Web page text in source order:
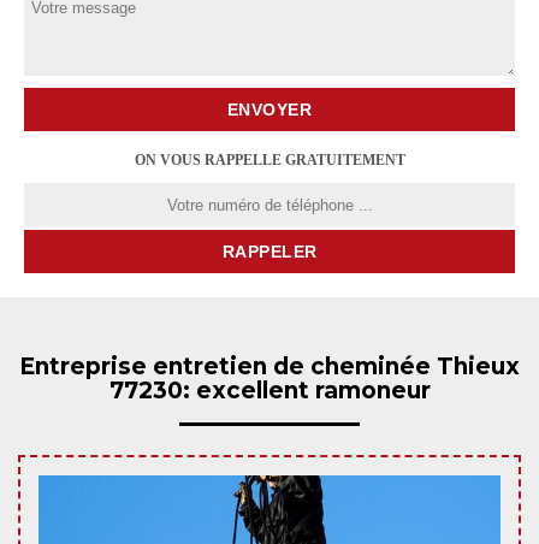
ON VOUS RAPPELLE GRATUITEMENT
Entreprise entretien de cheminée Thieux
77230: excellent ramoneur